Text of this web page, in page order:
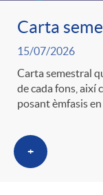
c
a
d
o
Carta
15/07/2026
Carta semestral
de cada fons, així
posant èmfasis
+